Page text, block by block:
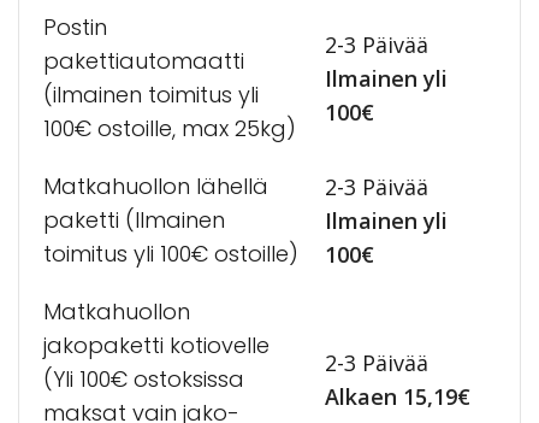
Postin
pakettiautomaatti
(ilmainen toimitus yli
100€ ostoille, max 25kg)
2-3 Päivää
Ilmainen yli
100€
Matkahuollon lähellä
paketti (Ilmainen
toimitus yli 100€ ostoille)
2-3 Päivää
Ilmainen yli
100€
Matkahuollon
jakopaketti kotiovelle
(Yli 100€ ostoksissa
maksat vain jako-
2-3 Päivää
Alkaen 15,19€